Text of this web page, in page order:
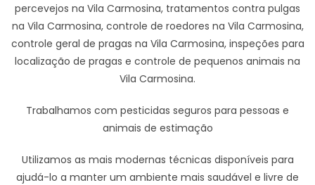
percevejos na Vila Carmosina, tratamentos contra pulgas
na Vila Carmosina, controle de roedores na Vila Carmosina,
controle geral de pragas na Vila Carmosina, inspeções para
localização de pragas e controle de pequenos animais na
Vila Carmosina.
Trabalhamos com pesticidas seguros para pessoas e
animais de estimação
Utilizamos as mais modernas técnicas disponíveis para
ajudá-lo a manter um ambiente mais saudável e livre de